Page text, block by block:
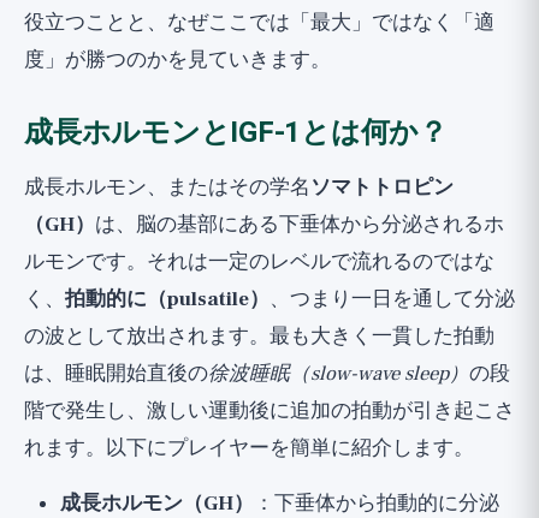
役立つことと、なぜここでは「最大」ではなく「適
度」が勝つのかを見ていきます。
成長ホルモンとIGF-1とは何か？
成長ホルモン、またはその学名ソマトトロピン
（GH） は、脳の基部にある下垂体から分泌されるホ
ルモンです。それは一定のレベルで流れるのではな
く、 拍動的に（pulsatile） 、つまり一日を通して分泌
の波として放出されます。最も大きく一貫した拍動
は、睡眠開始直後の徐波睡眠（slow-wave sleep） の段
階で発生し、激しい運動後に追加の拍動が引き起こさ
れます。以下にプレイヤーを簡単に紹介します。
成長ホルモン（GH）
：下垂体から拍動的に分泌